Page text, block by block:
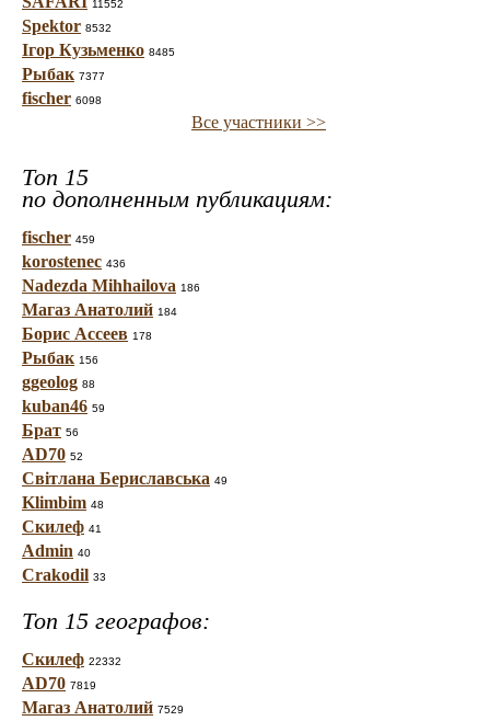
11552
Spektor 8532
Ігор Кузьменко 8485
Рыбак 7377
fischer 6098
Все участники >>
Топ 15
по дополненным публикациям:
fischer 459
korostenec 436
Nadezda Mihhailova 186
Магаз Анатолий 184
Борис Ассеев 178
Рыбак 156
ggeolog 88
kuban46 59
Брат 56
AD70 52
Світлана Бериславська 49
Klimbim 48
Скилеф 41
Admin 40
Crakodil 33
Топ 15 географов:
Скилеф 22332
AD70 7819
Магаз Анатолий 7529